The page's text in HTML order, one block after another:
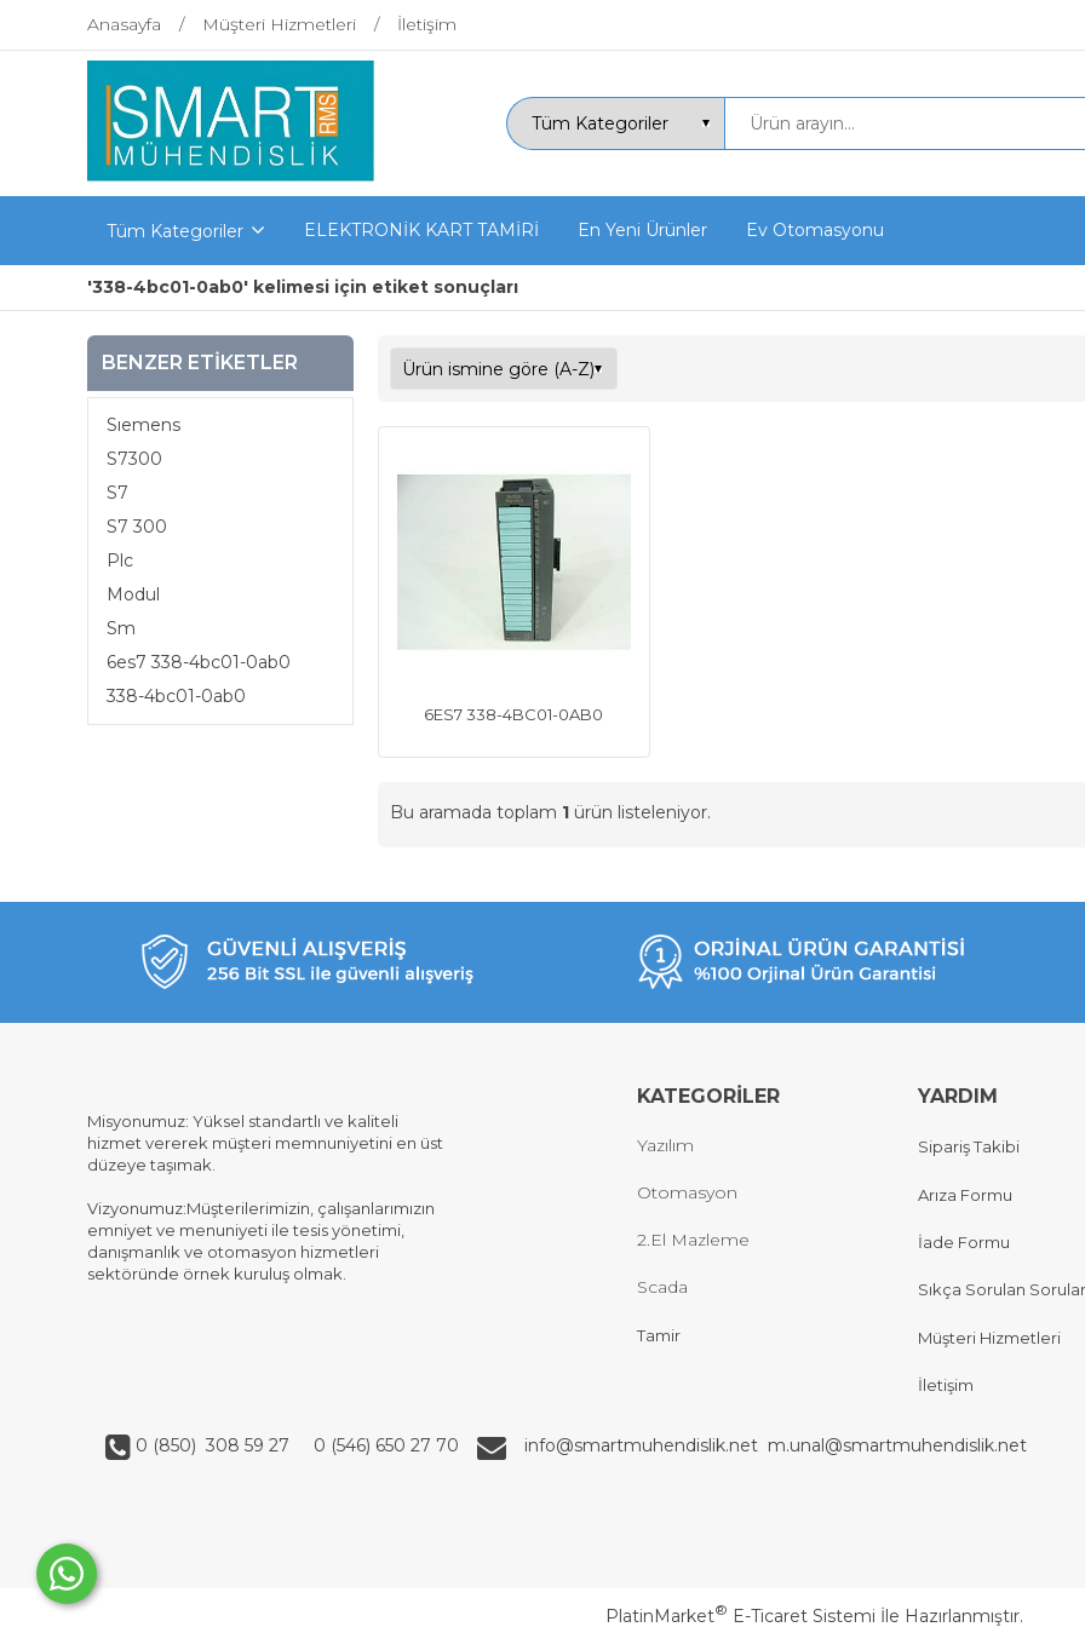
Anasayfa Müşteri Hizmetleri İletişim
Tüm Kategoriler ELEKTRONİK KART TAMİRİ En Yeni Ürünler Ev Otomasyonu
'338-4bc01-0ab0' kelimesi için etiket sonuçları
BENZER ETIKETLER
Sıemens
S7300
S7
S7 300
Plc
Modul
Sm
6es7 338-4bc01-0ab0
338-4bc01-0ab0
6ES7 338-4BC01-0AB0
Bu aramada toplam 1 ürün listeleniyor.
Misyonumuz: Yüksel standartlı ve kaliteli
hizmet vererek müşteri memnuniyetini en üst
düzeye taşımak.
Vizyonumuz:Müşterilerimizin, çalışanlarımızın
emniyet ve menuniyeti ile tesis yönetimi,
danışmanlık ve otomasyon hizmetleri
sektöründe örnek kuruluş olmak.
KATEGORİLER
Yazılım
Otomasyon
2.El Mazleme
Scada
Tamir
YARDIM
Sipariş Takibi
Arıza Formu
İade Formu
Sıkça Sorulan Sorular
Müşteri Hizmetleri
İletişim
0 (850) 308 59 27 0 (546) 650 27 70 info@smartmuhendislik.net m.unal@smartmuhendislik.net
PlatinMarket® E-Ticaret Sistemi İle Hazırlanmıştır.